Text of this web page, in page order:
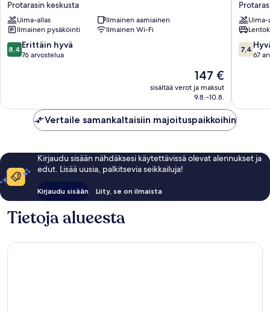
Hotel
Protarasin
keskusta
Protarasin keskusta
Uima-allas
Ilmainen aamiainen
Ilmainen pysäköinti
Ilmainen Wi-Fi
8.4
kautta
arvostelua
8,4 Erittäin hyvä
76 arvostelua
Hinta
on
147 €
147 €
sisältää verot ja maksut
9.8.–10.8.
Hotel
keskusta
Uima-
7.4
kautta
7,4
67
Vertaile samankaltaisiin majoituspaikkoihin
Kirjaudu sisään nähdäksesi käytettävissä olevat alennukset ja
edut. Lisää uusia, palkitsevia seikkailuja!
Kirjaudu sisään Liity, se on ilmaista
Tietoja alueesta